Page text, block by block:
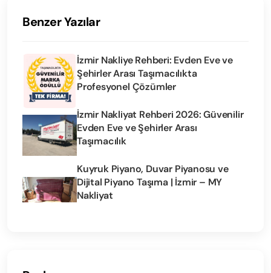
Benzer Yazılar
İzmir Nakliye Rehberi: Evden Eve ve
Şehirler Arası Taşımacılıkta
Profesyonel Çözümler
İzmir Nakliyat Rehberi 2026: Güvenilir
Evden Eve ve Şehirler Arası
Taşımacılık
Kuyruk Piyano, Duvar Piyanosu ve
Dijital Piyano Taşıma | İzmir – MY
Nakliyat